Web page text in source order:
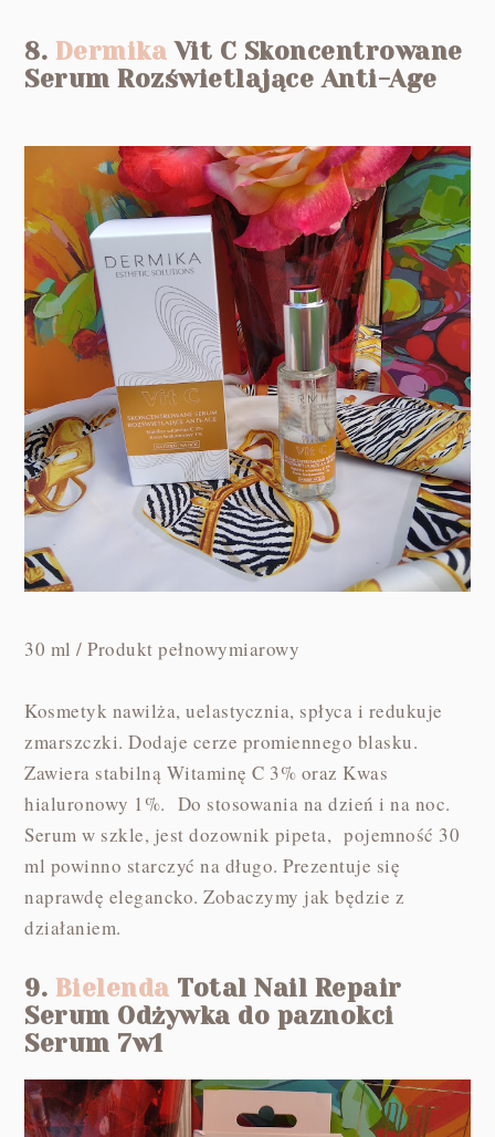
8. Dermika Vit C Skoncentrowane
Serum Rozświetlające Anti-Age
30 ml / Produkt pełnowymiarowy
Kosmetyk nawilża, uelastycznia, spłyca i redukuje
zmarszczki. Dodaje cerze promiennego blasku.
Zawiera stabilną Witaminę C 3% oraz Kwas
hialuronowy 1%. Do stosowania na dzień i na noc.
Serum w szkle, jest dozownik pipeta, pojemność 30
ml powinno starczyć na długo. Prezentuje się
naprawdę elegancko. Zobaczymy jak będzie z
działaniem.
9. Bielenda Total Nail Repair
Serum Odżywka do paznokci
Serum 7w1